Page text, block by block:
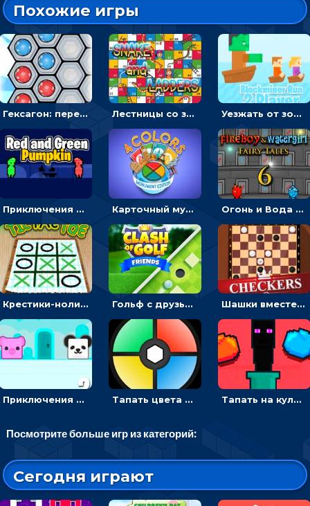
Похожие игры
Гексагон: переставлять синие шарики, чтобы перекрашивать красные - головоломка Лестницы со змеями: бросать кубик и подниматься вверх - на двоих Уезжать от зомби и собирать камни - гиперказуалка на двоих
Приключения Красного и Зеленого: собирать кристаллы или искать ключи от выхода - на двоих Карточный мультиплеер Четыре цвета: сбрасывать карты того же цвета или достоинства Огонь и Вода 6: вести девочку и мальчика к выходу или собирать цветные кристаллы
Крестики-нолики на двоих: ставить значки в линию Гольф с друзьями: толкать цветные шарики в лунку – мультиплеер Шашки вместе с другом: двигать фишки в дамки
Приключения панды с поросенком: бежать к двери и собирать драгоценности - на двоих Тапать цвета по кругу на память - зрительная головоломка на двоих Тапать на кулак и бить злодеев - гиперказуалка на двоих
Посмотрите больше игр из категорий:
Сегодня играют